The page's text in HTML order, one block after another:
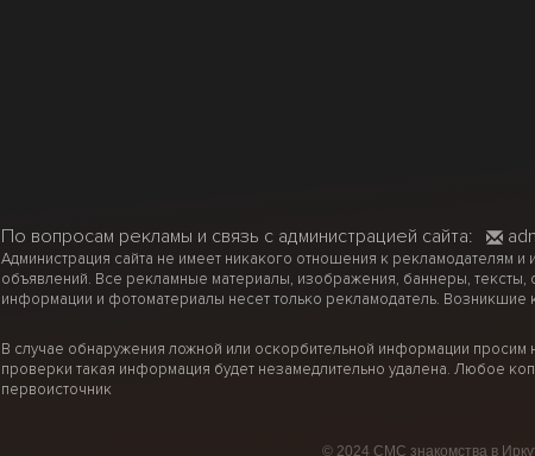
По вопросам рекламы и связь с администрацией сайта:
Администрация сайта не имеет никакого отношения к рекламодателям и
объявлений. Все рекламные материалы, изображения, баннеры, тексты,
информации и фотоматериалы несет только рекламодатель.
В случае обнаружения ложной или оскорбительной информации
проверки такая информация будет незамедлительно удалена. Любое
первоисточник
© 2024 СМС знакомства в